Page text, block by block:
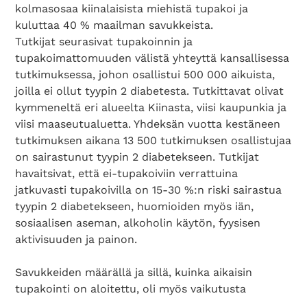
kolmasosaa kiinalaisista miehistä tupakoi ja
kuluttaa 40 % maailman savukkeista.
Tutkijat seurasivat tupakoinnin ja
tupakoimattomuuden välistä yhteyttä kansallisessa
tutkimuksessa, johon osallistui 500 000 aikuista,
joilla ei ollut tyypin 2 diabetesta. Tutkittavat olivat
kymmeneltä eri alueelta Kiinasta, viisi kaupunkia ja
viisi maaseutualuetta. Yhdeksän vuotta kestäneen
tutkimuksen aikana 13 500 tutkimuksen osallistujaa
on sairastunut tyypin 2 diabetekseen. Tutkijat
havaitsivat, että ei-tupakoiviin verrattuina
jatkuvasti tupakoivilla on 15-30 %:n riski sairastua
tyypin 2 diabetekseen, huomioiden myös iän,
sosiaalisen aseman, alkoholin käytön, fyysisen
aktivisuuden ja painon.
Savukkeiden määrällä ja sillä, kuinka aikaisin
tupakointi on aloitettu, oli myös vaikutusta